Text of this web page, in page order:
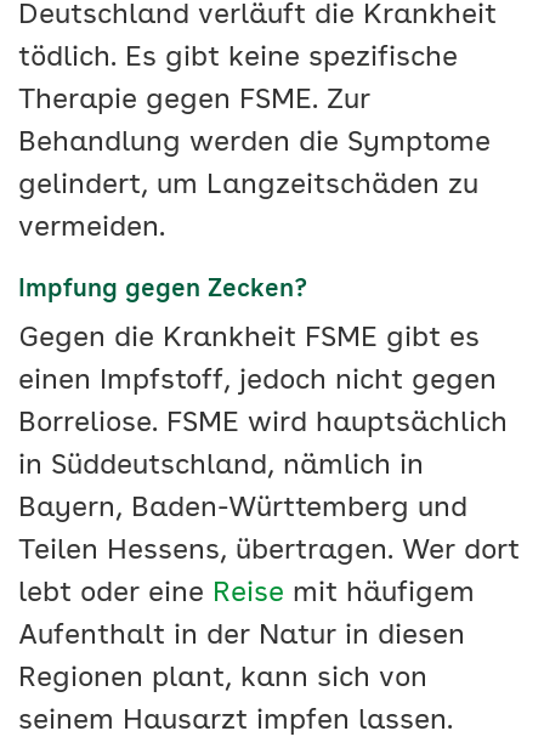
Deutschland verläuft die Krankheit
tödlich. Es gibt keine spezifische
Therapie gegen FSME. Zur
Behandlung werden die Symptome
gelindert, um Langzeitschäden zu
vermeiden.
Impfung gegen Zecken?
Gegen die Krankheit FSME gibt es
einen Impfstoff, jedoch nicht gegen
Borreliose. FSME wird hauptsächlich
in Süddeutschland, nämlich in
Bayern, Baden-Württemberg und
Teilen Hessens, übertragen. Wer dort
lebt oder eine Reise mit häufigem
Aufenthalt in der Natur in diesen
Regionen plant, kann sich von
seinem Hausarzt impfen lassen.